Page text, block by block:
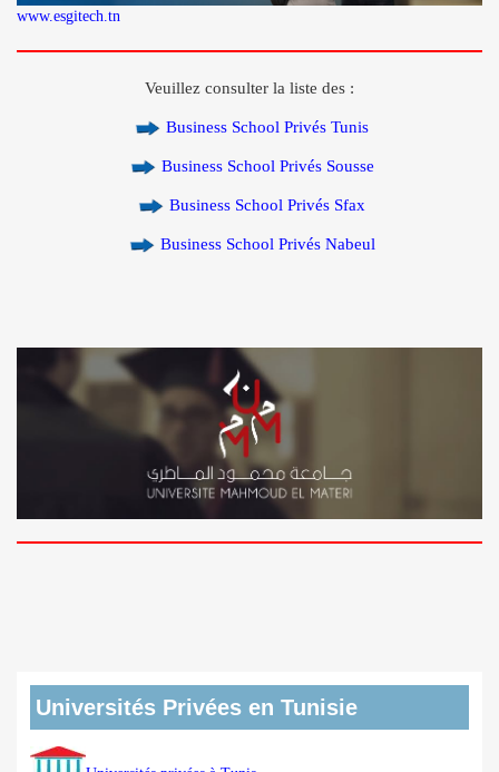
www.esgitech.tn
Veuillez consulter la liste des :
Business School Privés Tunis
Business School Privés Sousse
Business School Privés Sfax
Business School Privés Nabeul
Universités Privées en Tunisie